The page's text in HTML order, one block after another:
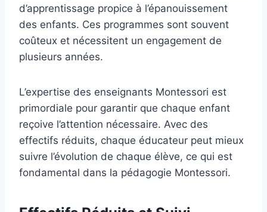
d’apprentissage propice à l’épanouissement
des enfants. Ces programmes sont souvent
coûteux et nécessitent un engagement de
plusieurs années.
L’expertise des enseignants Montessori est
primordiale pour garantir que chaque enfant
reçoive l’attention nécessaire. Avec des
effectifs réduits, chaque éducateur peut mieux
suivre l’évolution de chaque élève, ce qui est
fondamental dans la pédagogie Montessori.